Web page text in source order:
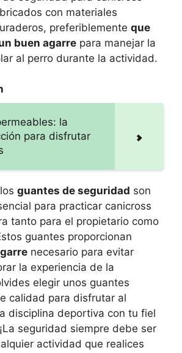
con materiales
preferiblemente que
buen agarre para manejar la
al perro durante la actividad.
la
para disfrutar
guantes de seguridad son
para practicar canicross
tanto para el propietario como
guantes proporcionan
necesario para evitar
la experiencia de la
elegir unos guantes
calidad para disfrutar al
disciplina deportiva con tu fiel
seguridad siempre debe ser
actividad que realices